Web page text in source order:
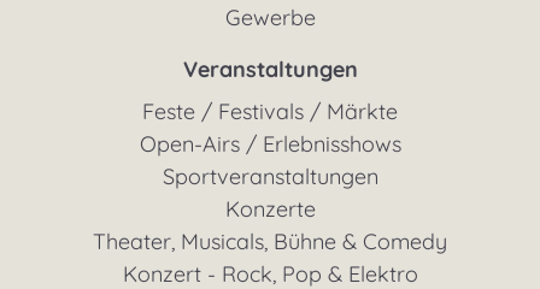
Gewerbe
Veranstaltungen
Feste / Festivals / Märkte
Open-Airs / Erlebnisshows
Sportveranstaltungen
Konzerte
Theater, Musicals, Bühne & Comedy
Konzert - Rock, Pop & Elektro